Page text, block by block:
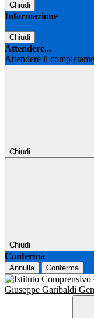
Chiudi
Informazione
Chiudi
Attendere...
Attendere il
Chiudi
Chiudi
Conferma
Annulla Conferma
Giuseppe Garibaldi